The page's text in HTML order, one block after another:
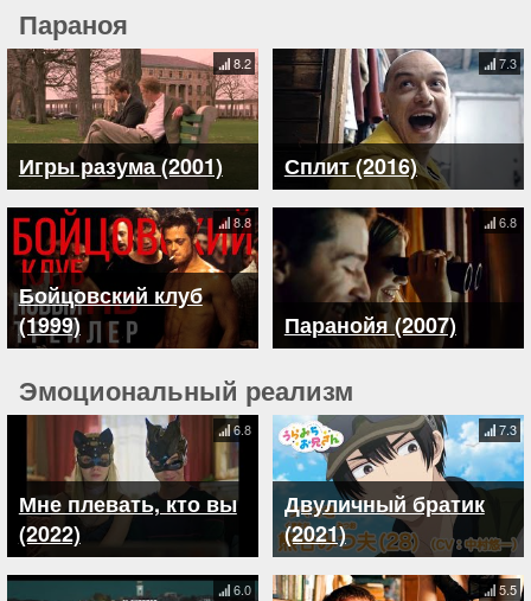
Параноя
Игры разума (2001)
8.2
Сплит (2016)
7.3
Бойцовский клуб
(1999)
8.8
Паранойя (2007)
6.8
Эмоциональный реализм
Мне плевать, кто вы
(2022)
6.8
Двуличный братик
(2021)
7.3
6.0 5.5